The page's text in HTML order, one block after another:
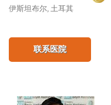
伊斯坦布尔, 土耳其
联系医院